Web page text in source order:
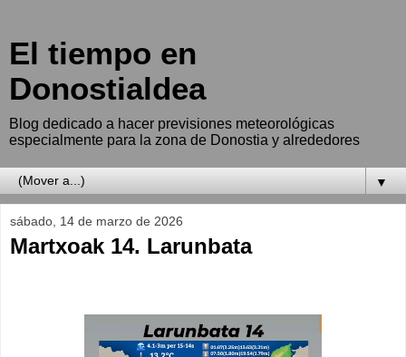
El tiempo en
Donostialdea
Blog dedicado a hacer previsiones meteorológicas
especialmente para la zona de Donostia y alrededores
▼
sábado, 14 de marzo de 2026
Martxoak 14. Larunbata